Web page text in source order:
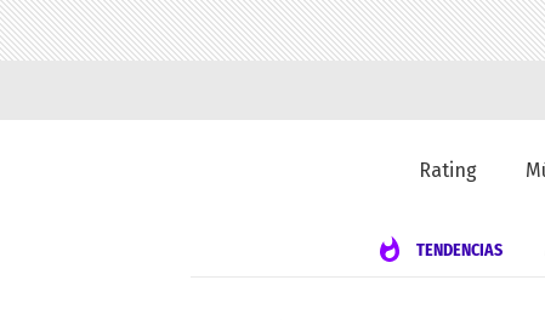
Rating
TENDENCIAS